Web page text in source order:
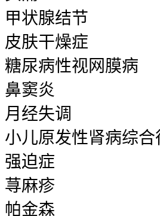
甲状腺结节
皮肤干燥症
糖尿病性视网膜病
鼻窦炎
月经失调
小儿原发性肾病综合
强迫症
荨麻疹
帕金森